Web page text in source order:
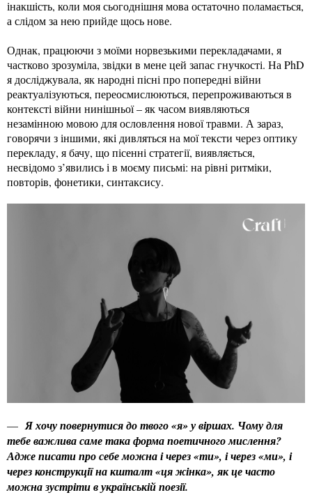
інакшість, коли моя сьогоднішня мова остаточно поламається,
а слідом за нею прийде щось нове.
Однак, працюючи з моїми норвезькими перекладачами, я
частково зрозуміла, звідки в мене цей запас гнучкості. На PhD
я досліджувала, як народні пісні про попередні війни
реактуалізуються, переосмислюються, перепроживаються в
контексті війни нинішньої – як часом виявляються
незамінною мовою для ословлення нової травми. А зараз,
говорячи з іншими, які дивляться на мої тексти через оптику
перекладу, я бачу, що пісенні стратегії, виявляється,
несвідомо з’явились і в моєму письмі: на рівні ритміки,
повторів, фонетики, синтаксису.
— Я хочу повернутися до твого «я» у віршах. Чому для
тебе важлива саме така форма поетичного мислення?
Адже писати про себе можна і через «ти», і через «ми», і
через конструкції на кшталт «ця жінка», як це часто
можна зустріти в українській поезії.